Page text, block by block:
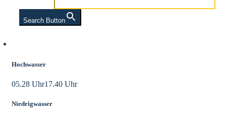
Search Button
Hochwasser
05.28 Uhr17.40 Uhr
Niedrigwasser